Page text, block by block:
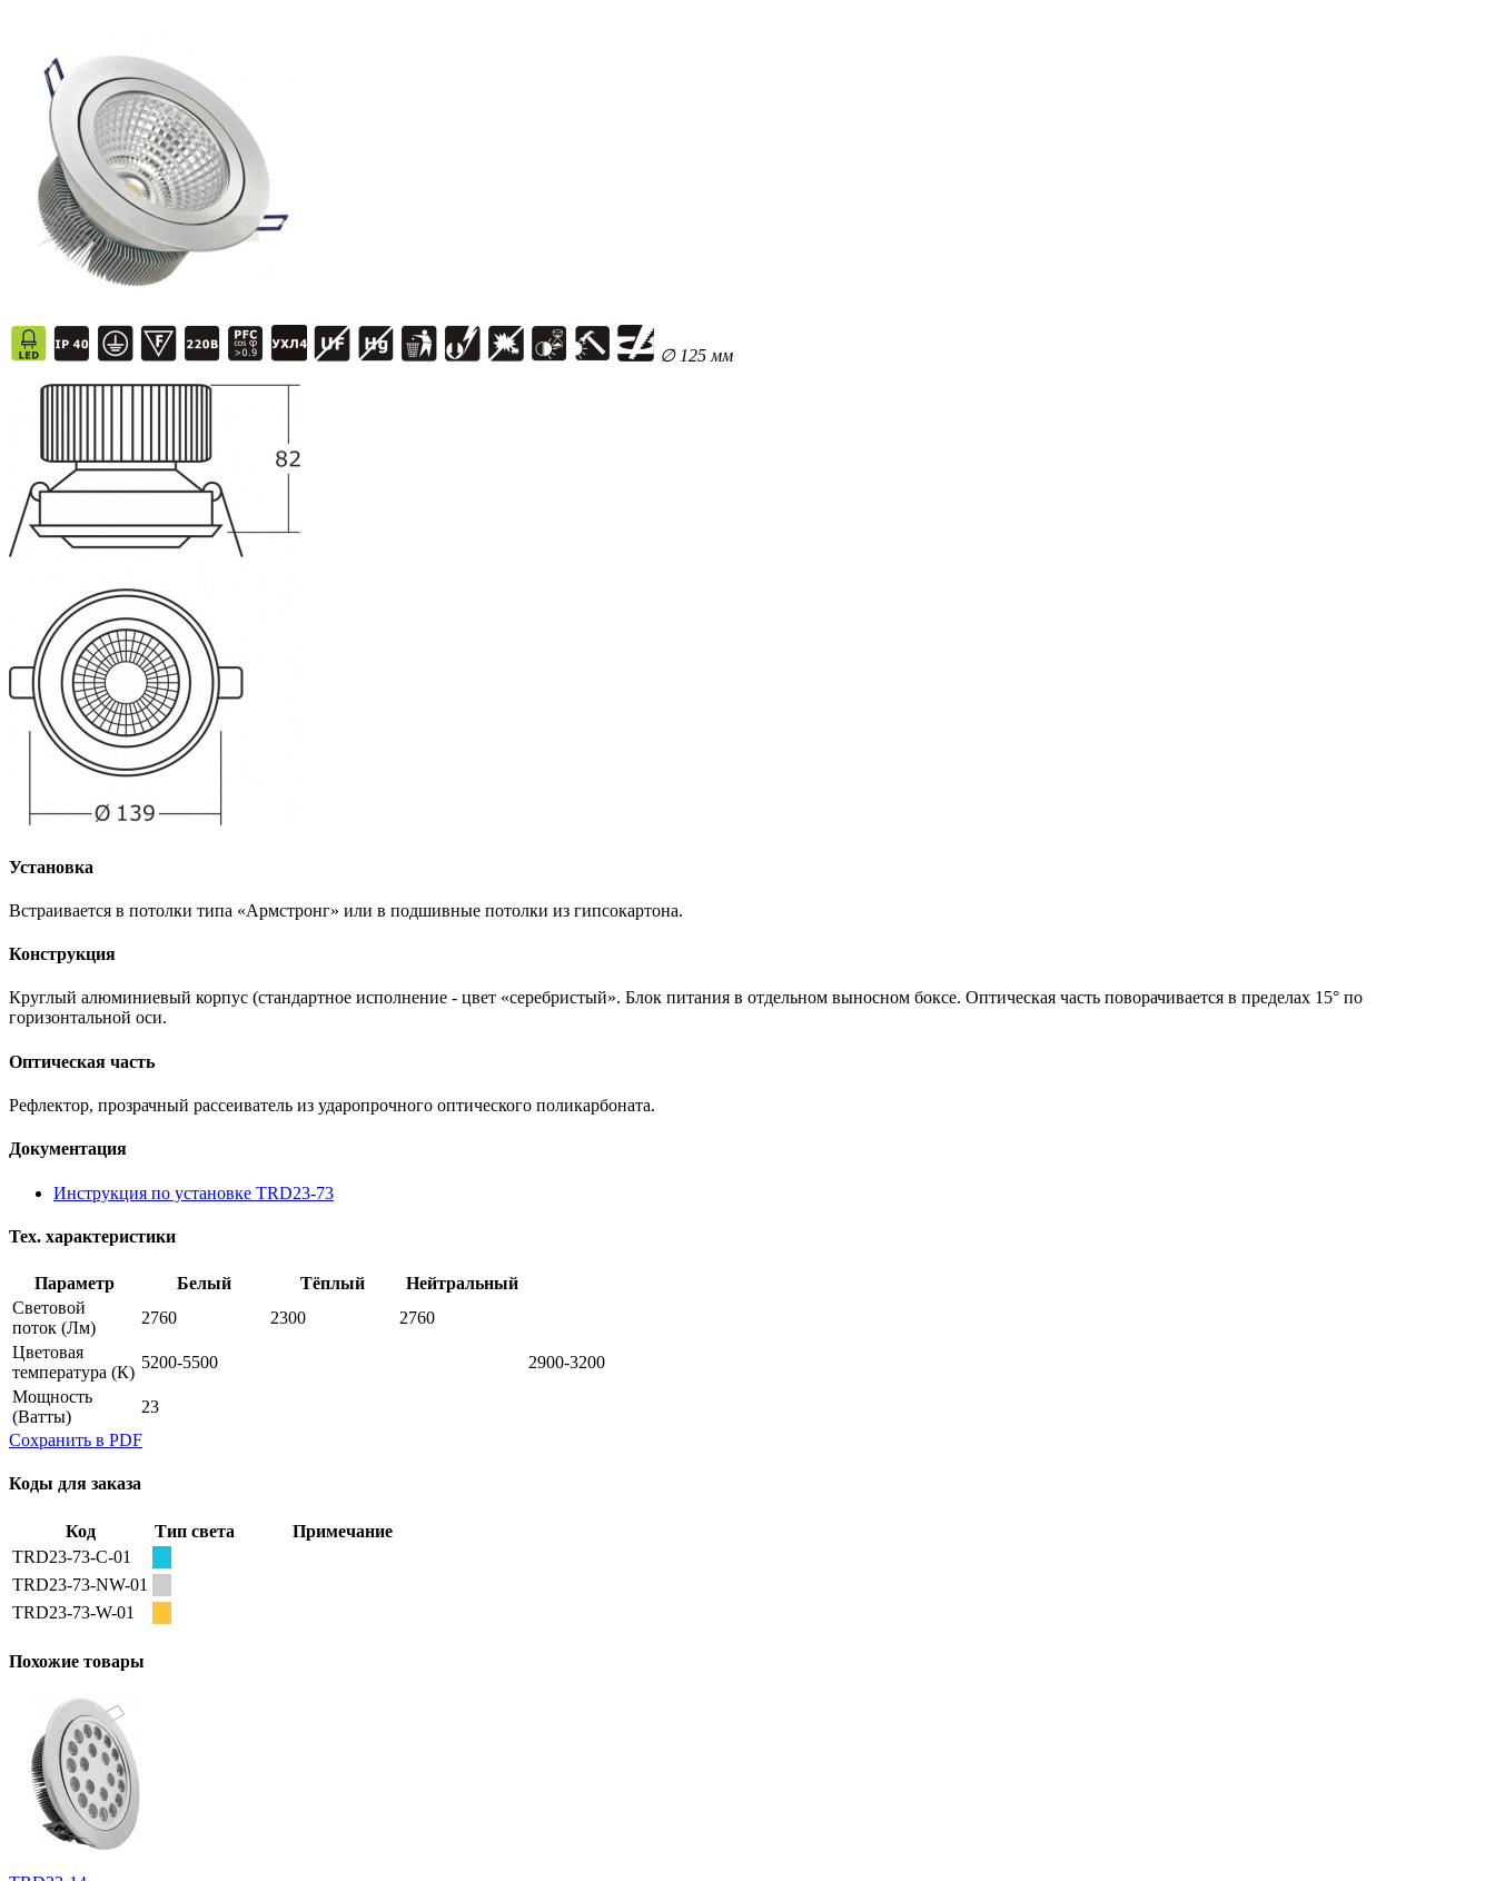
∅ 125 мм
Установка
Встраивается в потолки типа «Армстронг» или в подшивные потолки из гипсокартона.
Конструкция
Круглый алюминиевый корпус (стандартное исполнение - цвет «серебристый». Блок питания в отдельном выносном боксе. Оптическая часть поворачивается в пределах 15° по
горизонтальной оси.
Оптическая часть
Рефлектор, прозрачный рассеиватель из ударопрочного оптического поликарбоната.
Документация
Инструкция по установке TRD23-73
Тех. характеристики
Параметр Белый Тёплый
Нейтральный
Световой
поток (Лм)
2760 2300
2760
Цветовая
температура (К)
5200-5500
2900-3200
Мощность
(Ватты)
23
Сохранить в PDF
Коды для заказа
Код Тип света
Примечание
TRD23-73-C-01
TRD23-73-NW-01
TRD23-73-W-01
Похожие товары